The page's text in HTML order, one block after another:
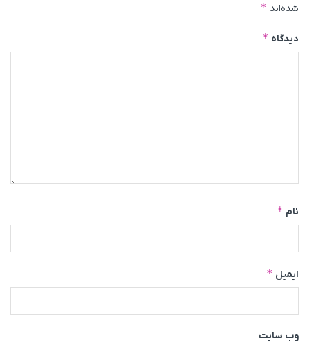
شده‌اند *
دیدگاه *
نام *
ایمیل *
وب‌ سایت